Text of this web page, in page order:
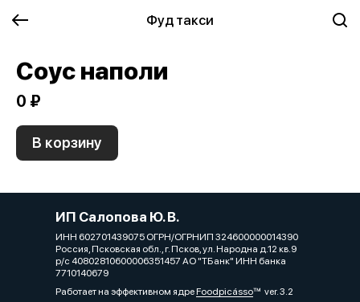
Фуд такси
Соус наполи
0 ₽
В корзину
ИП Салопова Ю. В.
ИНН 602701439075 ОГРН/ОГРНИП 324600000014390
Россия, Псковская обл., г. Псков, ул. Народна д.12 кв.9
р/с 40802810600006351457 АО "ТБанк" ИНН банка
7710140679
Работает на эффективном ядреFoodpicássover. 3.2